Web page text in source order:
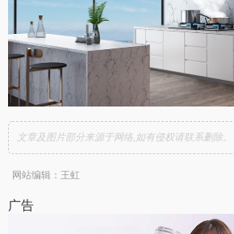
文章及图片部分来源于网络,如有侵权请联系删除。
网站编辑：王虹
广告